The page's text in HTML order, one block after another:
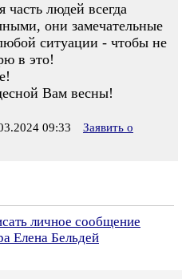
людей всегда
они замечательные
ситуации - чтобы не
в это!
Вам весны!
09:33
Заявить о
личное сообщение
Елена Бельдей